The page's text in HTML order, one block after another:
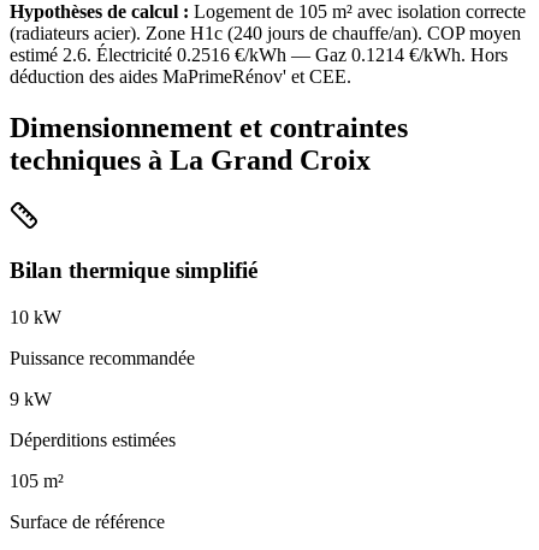
Hypothèses de calcul : Logement de 105 m² avec isolation correcte
(radiateurs acier). Zone H1c (240 jours de chauffe/an). COP moyen
estimé 2.6. Électricité 0.2516 €/kWh — Gaz 0.1214 €/kWh. Hors
déduction des aides MaPrimeRénov' et CEE.
Dimensionnement et contraintes
techniques à La Grand Croix
Bilan thermique simplifié
10 kW
Puissance recommandée
9 kW
Déperditions estimées
105 m²
Surface de référence